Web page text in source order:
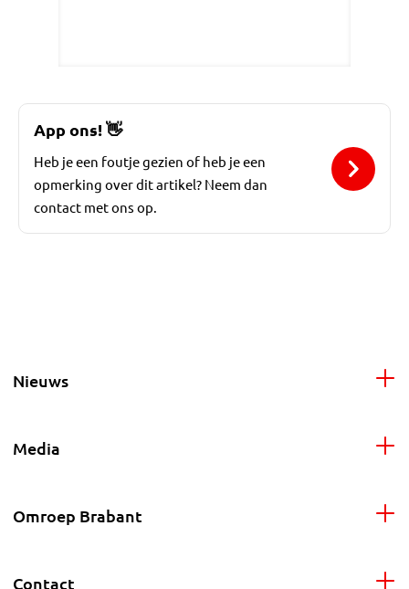
App ons!👋
Heb je een foutje gezien of heb je een
opmerking over dit artikel? Neem dan
contact met ons op.
Nieuws
Media
Omroep Brabant
Contact